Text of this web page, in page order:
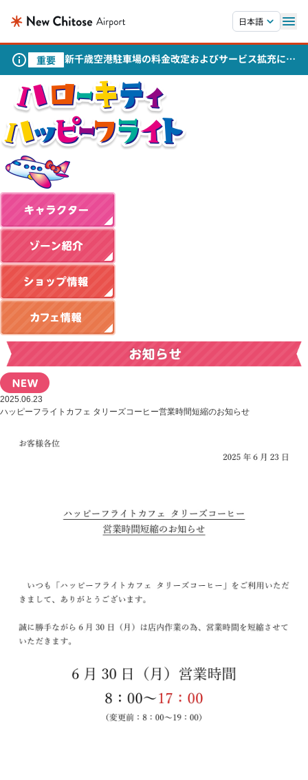
日本語
重要
新千歳空港駐車場の料金改定およびサービス拡充につ
いて
2025.06.23
ハッピーフライトカフェ タリーズコーヒー営業時間短縮のお知らせ